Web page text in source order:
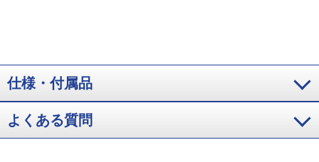
仕様・付属品
よくある質問